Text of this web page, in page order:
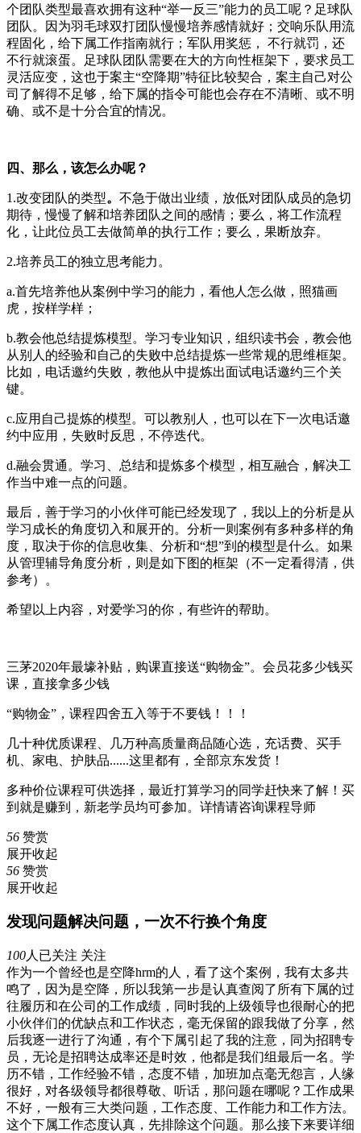
个团队类型最喜欢拥有这种“举一反三”能力的员工呢？足球队
团队。因为羽毛球双打团队慢慢培养感情就好；交响乐队用流
程固化，给下属工作指南就行；军队用奖惩， 不行就罚，还
不行就滚蛋。足球队团队需要在大的方向性框架下，要求员工
灵活应变，这也于案主“空降期”特征比较契合，案主自己对公
司了解得不足够，给下属的指令可能也会存在不清晰、或不明
确、或不是十分合宜的情况。
四、那么，该怎么办呢？
1.改变团队的类型。 不急于做出业绩，放低对团队成员的急切
期待，慢慢了解和培养团队之间的感情；要么，将工作流程
化，让此位员工去做简单的执行工作；要么，果断放弃。
2.培养员工的独立思考能力。
a.首先培养他从案例中学习的能力，看他人怎么做，照猫画
虎，按样学样；
b.教会他总结提炼模型。学习专业知识，组织读书会，教会他
从别人的经验和自己的失败中总结提炼一些常规的思维框架。
比如，电话邀约失败，教他从中提炼出面试电话邀约三个关
键。
c.应用自己提炼的模型。可以教别人，也可以在下一次电话邀
约中应用，失败时反思，不停迭代。
d.融会贯通。学习、总结和提炼多个模型，相互融合，解决工
作当中难一点的问题。
最后，善于学习的小伙伴可能已经发现了，我以上的分析是从
学习成长的角度切入和展开的。分析一则案例有多种多样的角
度，取决于你的信息收集、分析和“想”到的模型是什么。如果
从管理辅导角度分析，则是如下图的框架（不一定看得清，供
参考）。
希望以上内容，对爱学习的你，有些许的帮助。
三茅2020年最壕补贴，购课直接送“购物金”。会员花多少钱买
课，直接拿多少钱
“购物金”，课程四舍五入等于不要钱！！！
几十种优质课程、几万种高质量商品随心选，充话费、买手
机、家电、护肤品......这里都有，全部京东发货！
多种价位课程可供选择，最近打算学习的同学赶快来了解！买
到就是赚到，新老学员均可参加。详情请咨询课程导师
56 赞赏
展开收起
56 赞赏
展开收起
发现问题解决问题，一次不行换个角度
100人已关注 关注
作为一个曾经也是空降hrm的人，看了这个案例，我有太多共
鸣了，因为是空降，所以我第一步是认真查阅了所有下属的过
往履历和在公司的工作成绩，同时我的上级领导也很耐心的把
小伙伴们的优缺点和工作状态，毫无保留的跟我做了分享，然
后我逐一进行了沟通，有个下属引起了我的注意，同为招聘专
员，无论是招聘达成率还是时效，他都是我们组最后一名。学
历不错，工作经验不错，态度不错，加班加点毫无怨言，人缘
很好，对各级领导都很尊敬、听话，那问题在哪呢？工作成果
不好，一般有三大类问题，工作态度、工作能力和工作方法。
这个下属工作态度认真，先排除这个问题。那么接下来要详细